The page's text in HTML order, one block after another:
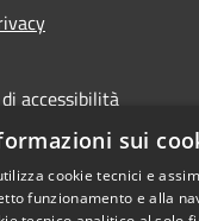
accessibilità
sui
cookie tecnici e
funzionamento e alla